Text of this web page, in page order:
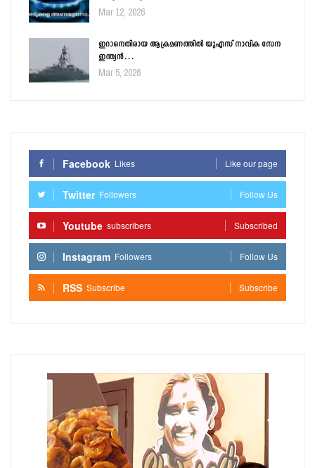
Mar 12, 2026
ഇറാനെതിരായ ആക്രമണത്തിൽ യുഎസ് നാവിക സേന
ഇന്ത്യൻ…
Mar 5, 2026
Facebook Likes Like our page
Twitter Followers Follow Us
Youtube subscribers Subscribed
Instagram Followers Follow Us
RSS Subscribe Subscribe